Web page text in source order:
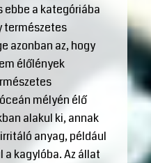
ebbe a kategóriába
természetes
azonban az, hogy
élőlények
mélyén élő
alakul ki, annak
anyag, például
a kagylóba. Az állat